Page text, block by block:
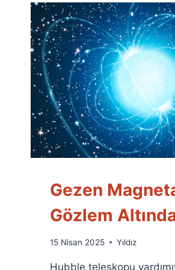
Gezen
Gözlem
By
Fuat
15 Nisan 2025 Yıldız
Hubble teleskopu